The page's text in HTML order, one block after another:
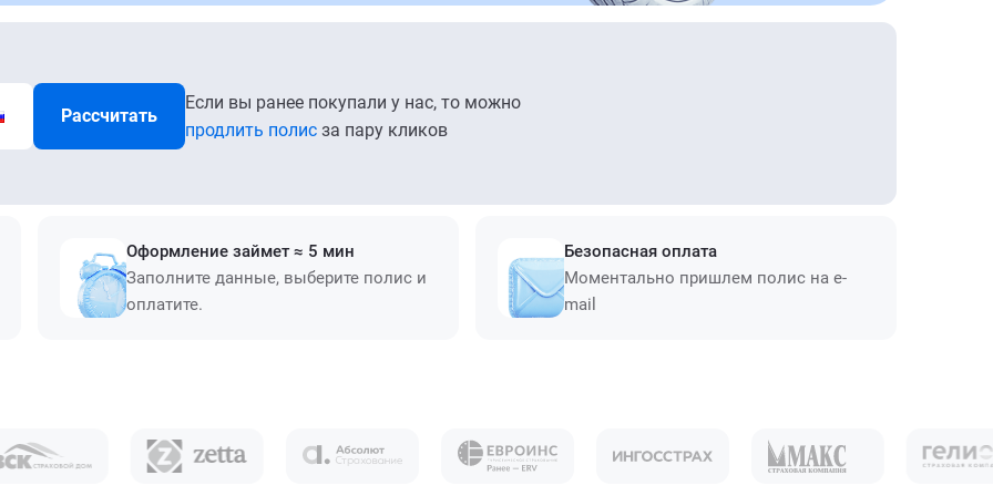
Рассчитать
Если вы ранее покупали у нас, то можно
продлить полис за пару кликов
Оформление займет ≈ 5 мин
Заполните данные, выберите полис и
оплатите.
Безопасная оплата
Моментально пришлем полис на e-
mail